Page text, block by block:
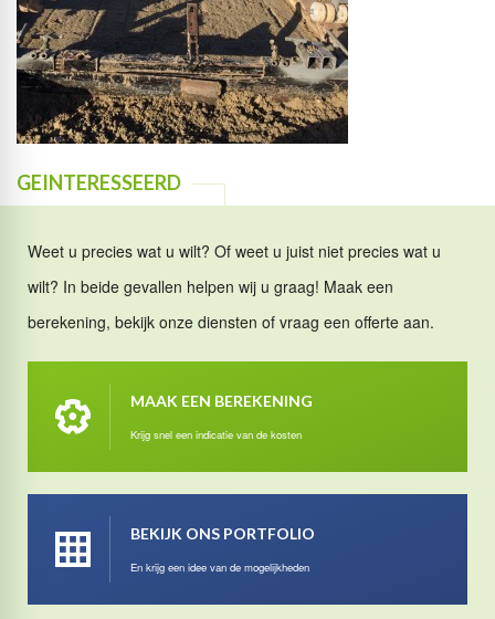
GEINTERESSEERD
Weet u precies wat u wilt? Of weet u juist niet precies wat u
wilt? In beide gevallen helpen wij u graag! Maak een
berekening, bekijk onze diensten of vraag een offerte aan.
MAAK EEN BEREKENING
Krijg snel een indicatie van de kosten
BEKIJK ONS PORTFOLIO
En krijg een idee van de mogelijkheden